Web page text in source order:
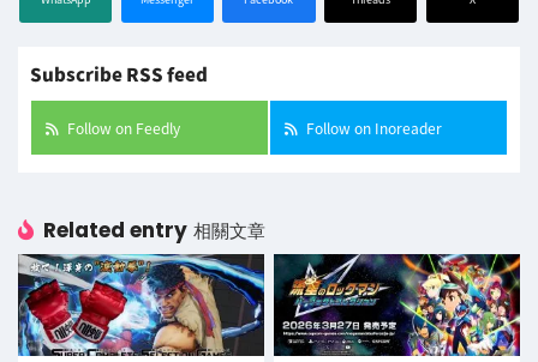
Subscribe RSS feed
Follow on Feedly Follow on Inoreader
Related entry 相關文章